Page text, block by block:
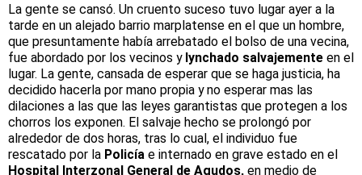
La gente se cansó. Un cruento suceso tuvo lugar ayer a la
tarde en un alejado barrio marplatense en el que un hombre,
que presuntamente había arrebatado el bolso de una vecina,
fue abordado por los vecinos y lynchado salvajemente en el
lugar. La gente, cansada de esperar que se haga justicia, ha
decidido hacerla por mano propia y no esperar mas las
dilaciones a las que las leyes garantistas que protegen a los
chorros los exponen. El salvaje hecho se prolongó por
alrededor de dos horas, tras lo cual, el individuo fue
rescatado por la Policía e internado en grave estado en el
Hospital Interzonal General de Agudos, en medio de